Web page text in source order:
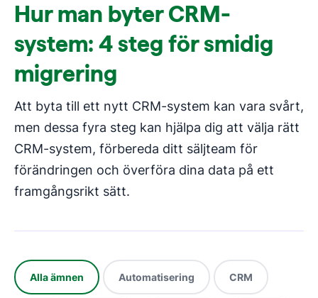
Hur man byter CRM-
system: 4 steg för smidig
migrering
Att byta till ett nytt CRM-system kan vara svårt,
men dessa fyra steg kan hjälpa dig att välja rätt
CRM-system, förbereda ditt säljteam för
förändringen och överföra dina data på ett
framgångsrikt sätt.
Alla ämnen Automatisering CRM